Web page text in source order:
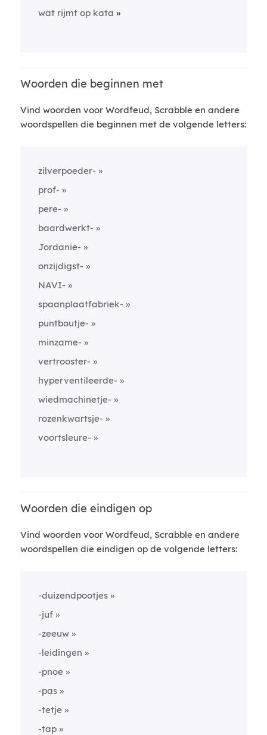
wat rijmt op kata
Woorden die beginnen met
Vind woorden voor Wordfeud, Scrabble en andere
woordspellen die beginnen met de volgende letters:
zilverpoeder-
prof-
pere-
baardwerkt-
Jordanie-
onzijdigst-
NAVI-
spaanplaatfabriek-
puntboutje-
minzame-
vertrooster-
hyperventileerde-
wiedmachinetje-
rozenkwartsje-
voortsleure-
Woorden die eindigen op
Vind woorden voor Wordfeud, Scrabble en andere
woordspellen die eindigen op de volgende letters:
-duizendpootjes
-juf
-zeeuw
-leidingen
-pnoe
-pas
-tetje
-tap